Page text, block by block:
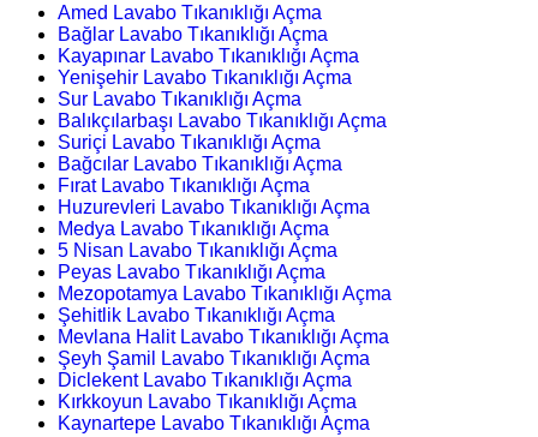
Amed Lavabo Tıkanıklığı Açma
Bağlar Lavabo Tıkanıklığı Açma
Kayapınar Lavabo Tıkanıklığı Açma
Yenişehir Lavabo Tıkanıklığı Açma
Sur Lavabo Tıkanıklığı Açma
Balıkçılarbaşı Lavabo Tıkanıklığı Açma
Suriçi Lavabo Tıkanıklığı Açma
Bağcılar Lavabo Tıkanıklığı Açma
Fırat Lavabo Tıkanıklığı Açma
Huzurevleri Lavabo Tıkanıklığı Açma
Medya Lavabo Tıkanıklığı Açma
5 Nisan Lavabo Tıkanıklığı Açma
Peyas Lavabo Tıkanıklığı Açma
Mezopotamya Lavabo Tıkanıklığı Açma
Şehitlik Lavabo Tıkanıklığı Açma
Mevlana Halit Lavabo Tıkanıklığı Açma
Şeyh Şamil Lavabo Tıkanıklığı Açma
Diclekent Lavabo Tıkanıklığı Açma
Kırkkoyun Lavabo Tıkanıklığı Açma
Kaynartepe Lavabo Tıkanıklığı Açma